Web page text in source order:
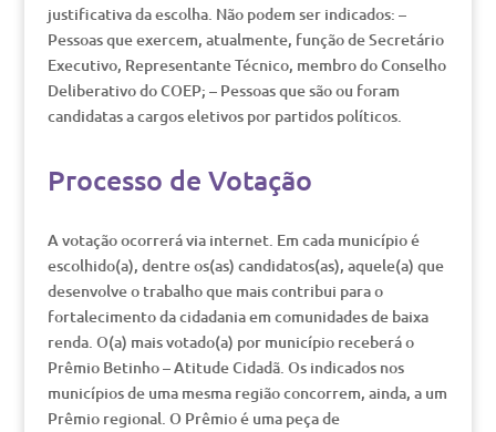
justificativa da escolha. Não podem ser indicados: –
Pessoas que exercem, atualmente, função de Secretário
Executivo, Representante Técnico, membro do Conselho
Deliberativo do COEP; – Pessoas que são ou foram
candidatas a cargos eletivos por partidos políticos.
Processo de Votação
A votação ocorrerá via internet. Em cada município é
escolhido(a), dentre os(as) candidatos(as), aquele(a) que
desenvolve o trabalho que mais contribui para o
fortalecimento da cidadania em comunidades de baixa
renda. O(a) mais votado(a) por município receberá o
Prêmio Betinho – Atitude Cidadã. Os indicados nos
municípios de uma mesma região concorrem, ainda, a um
Prêmio regional. O Prêmio é uma peça de